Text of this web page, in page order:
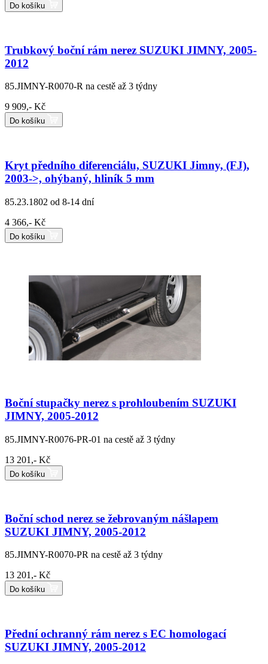
Do košíku
Trubkový boční rám nerez SUZUKI JIMNY, 2005-
2012
85.JIMNY-R0070-R na cestě až 3 týdny
9 909,- Kč
Do košíku
Kryt předního diferenciálu, SUZUKI Jimny, (FJ),
2003->, ohýbaný, hliník 5 mm
85.23.1802 od 8-14 dní
4 366,- Kč
Do košíku
Boční stupačky nerez s prohloubením SUZUKI
JIMNY, 2005-2012
85.JIMNY-R0076-PR-01 na cestě až 3 týdny
13 201,- Kč
Do košíku
Boční schod nerez se žebrovaným nášlapem
SUZUKI JIMNY, 2005-2012
85.JIMNY-R0070-PR na cestě až 3 týdny
13 201,- Kč
Do košíku
Přední ochranný rám nerez s EC homologací
SUZUKI JIMNY, 2005-2012